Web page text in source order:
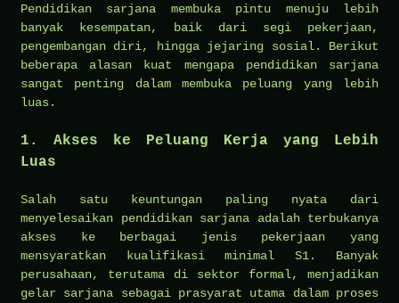
Pendidikan sarjana membuka pintu menuju lebih
banyak kesempatan, baik dari segi pekerjaan,
pengembangan diri, hingga jejaring sosial. Berikut
beberapa alasan kuat mengapa pendidikan sarjana
sangat penting dalam membuka peluang yang lebih
luas.
1. Akses ke Peluang Kerja yang Lebih
Luas
Salah satu keuntungan paling nyata dari
menyelesaikan pendidikan sarjana adalah terbukanya
akses ke berbagai jenis pekerjaan yang
mensyaratkan kualifikasi minimal S1. Banyak
perusahaan, terutama di sektor formal, menjadikan
gelar sarjana sebagai prasyarat utama dalam proses